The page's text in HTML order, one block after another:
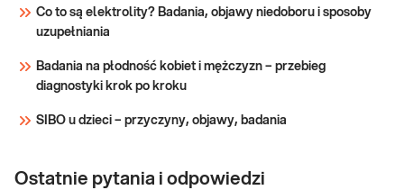
Co to są elektrolity? Badania, objawy niedoboru i sposoby
uzupełniania
Badania na płodność kobiet i mężczyzn – przebieg
diagnostyki krok po kroku
SIBO u dzieci – przyczyny, objawy, badania
Ostatnie pytania i odpowiedzi